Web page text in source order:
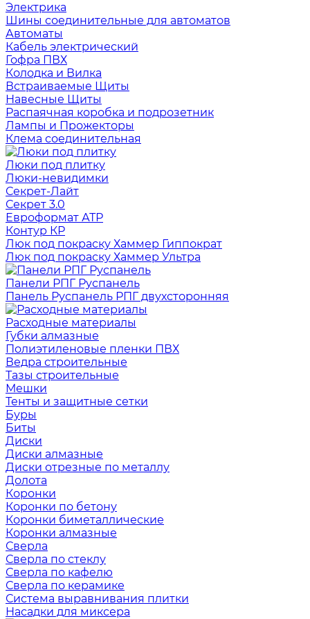
Электрика
Шины соединительные для автоматов
Автоматы
Кабель электрический
Гофра ПВХ
Колодка и Вилка
Встраиваемые Щиты
Навесные Щиты
Распаячная коробка и подрозетник
Лампы и Прожекторы
Клема соединительная
Люки под плитку
Люки-невидимки
Секрет-Лайт
Секрет 3.0
Евроформат АТР
Контур КР
Люк под покраску Хаммер Гиппократ
Люк под покраску Хаммер Ультра
Панели РПГ Руспанель
Панель Руспанель РПГ двухсторонняя
Расходные материалы
Губки алмазные
Полиэтиленовые пленки ПВХ
Ведра строительные
Тазы строительные
Мешки
Тенты и защитные сетки
Буры
Биты
Диски
Диски алмазные
Диски отрезные по металлу
Долота
Коронки
Коронки по бетону
Коронки биметаллические
Коронки алмазные
Сверла
Сверла по стеклу
Сверла по кафелю
Сверла по керамике
Система выравнивания плитки
Насадки для миксера